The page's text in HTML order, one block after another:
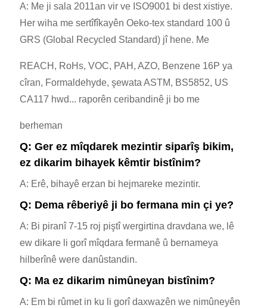
A: Me ji sala 2011an vir ve ISO9001 bi dest xistiye.
Her wiha me sertîfîkayên Oeko-tex standard 100 û
GRS (Global Recycled Standard) jî hene. Me
REACH, RoHs, VOC, PAH, AZO, Benzene 16P ya
cîran, Formaldehyde, şewata ASTM, BS5852, US
CA117 hwd... raporên ceribandinê ji bo me
berheman
Q: Ger ez mîqdarek mezintir siparîş bikim,
ez dikarim bihayek kêmtir bistînim?
A: Erê, bihayê erzan bi hejmareke mezintir.
Q: Dema rêberiyê ji bo fermana min çi ye?
A: Bi piranî 7-15 roj piştî wergirtina dravdana we, lê
ew dikare li gorî mîqdara fermanê û bernameya
hilberînê were danûstandin.
Q: Ma ez dikarim nimûneyan bistînim?
A: Em bi rûmet in ku li gorî daxwazên we nimûneyên